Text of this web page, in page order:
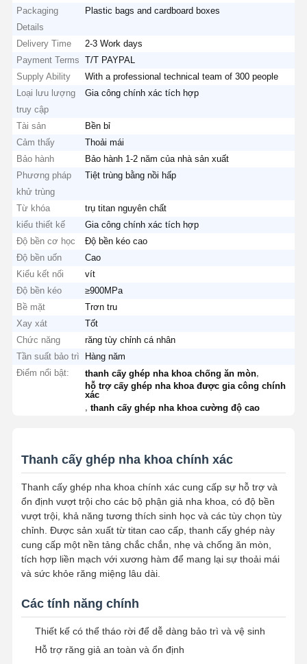
Packaging
Details
Plastic bags and cardboard boxes
Delivery Time
2-3 Work days
Payment Terms
T/T PAYPAL
Supply Ability
With a professional technical team of 300 people
Loại lưu lượng
truy cập
Gia công chính xác tích hợp
Tài sản
Bền bỉ
Cảm thấy
Thoải mái
Bảo hành
Bảo hành 1-2 năm của nhà sản xuất
Phương pháp
khử trùng
Tiệt trùng bằng nồi hấp
Từ khóa
trụ titan nguyên chất
kiểu thiết kế
Gia công chính xác tích hợp
Độ bền cơ học
Độ bền kéo cao
Độ bền uốn
Cao
Kiểu kết nối
vít
Độ bền kéo
≥900MPa
Bề mặt
Trơn tru
Xay xát
Tốt
Chức năng
răng tùy chỉnh cá nhân
Tần suất bảo trì
Hàng năm
Điểm nổi bật:
thanh cấy ghép nha khoa chống ăn mòn
hỗ trợ cấy ghép nha khoa được gia công chính
xác
,thanh cấy ghép nha khoa cường độ cao
Thanh cấy ghép nha khoa chính xác
Thanh cấy ghép nha khoa chính xác cung cấp sự hỗ trợ và
ổn định vượt trội cho các bộ phận giả nha khoa, có độ bền
vượt trội, khả năng tương thích sinh học và các tùy chọn tùy
chỉnh. Được sản xuất từ ​​​​titan cao cấp, thanh cấy ghép này
cung cấp một nền tảng chắc chắn, nhẹ và chống ăn mòn,
tích hợp liền mạch với xương hàm để mang lại sự thoải mái
và sức khỏe răng miệng lâu dài.
Các tính năng chính
Thiết kế có thể tháo rời để dễ dàng bảo trì và vệ sinh
Hỗ trợ răng giả an toàn và ổn định